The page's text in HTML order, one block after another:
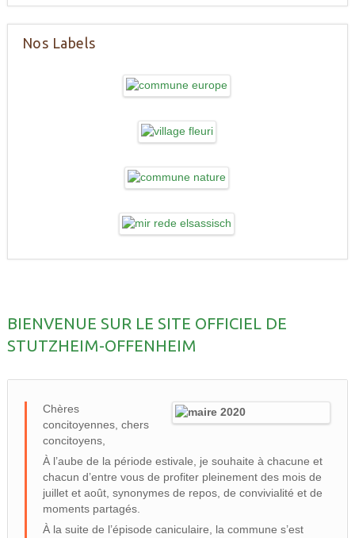
Nos Labels
BIENVENUE SUR LE SITE OFFICIEL DE
STUTZHEIM-OFFENHEIM
Chères
concitoyennes, chers
concitoyens,
À l’aube de la période estivale, je souhaite à chacune et
chacun d’entre vous de profiter pleinement des mois de
juillet et août, synonymes de repos, de convivialité et de
moments partagés.
À la suite de l’épisode caniculaire, la commune s’est